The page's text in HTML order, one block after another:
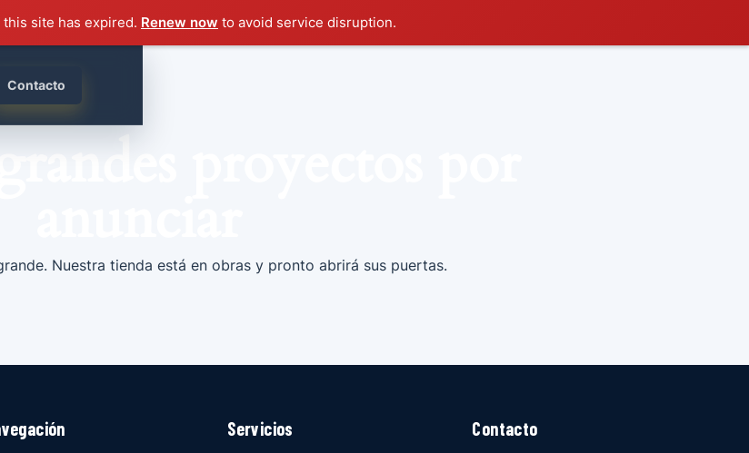
site has expired. Renew now to avoid service disruption.
Contacto
proyectos por
Nuestra tienda está en obras y pronto abrirá sus puertas.
Servicios Contacto